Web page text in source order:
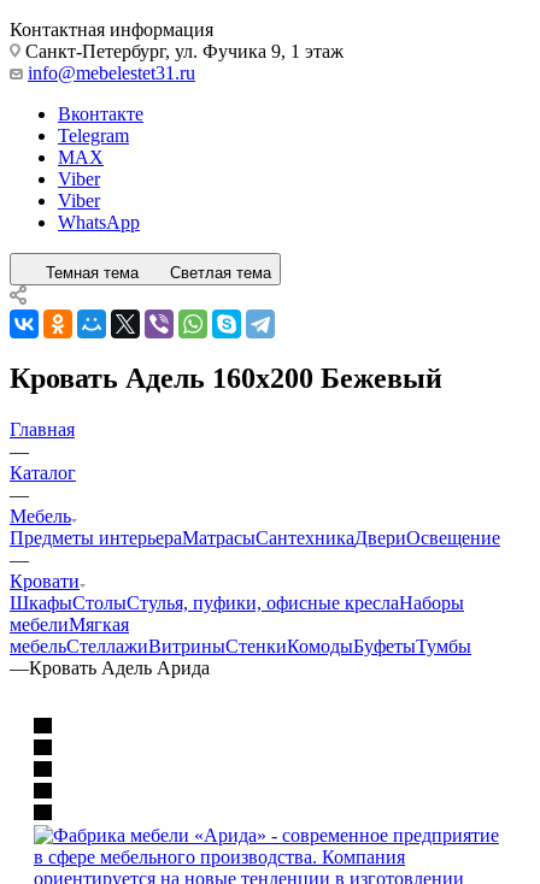
Контактная информация
Санкт-Петербург, ул. Фучика 9, 1 этаж
info@mebelestet31.ru
Вконтакте
Telegram
MAX
Viber
Viber
WhatsApp
Темная тема Светлая тема
Кровать Адель 160x200 Бежевый
Главная
—
Каталог
—
Мебель
Предметы интерьераМатрасыСантехникаДвериОсвещение
—
Кровати
ШкафыСтолыСтулья, пуфики, офисные креслаНаборы
мебелиМягкая
мебельСтеллажиВитриныСтенкиКомодыБуфетыТумбы
—Кровать Адель Арида